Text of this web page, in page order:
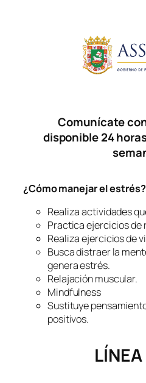
Comunícate
disponible 24
¿Cómo manejar el estrés?
Realiza actividades
Practica ejercicios de
Realiza ejercicios de
Busca distraer la
genera estrés.
Relajación muscular.
Mindfulness
Sustituye
positivos.